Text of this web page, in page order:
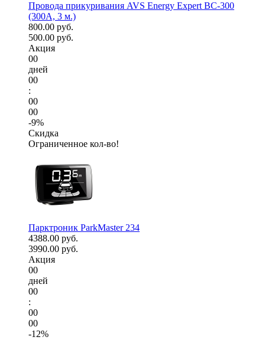
Провода прикуривания AVS Energy Expert BC-300
(300А, 3 м.)
800.00 руб.
500.00 руб.
Акция
00
дней
00
:
00
00
-9%
Скидка
Ограниченное кол-во!
Парктроник ParkMaster 234
4388.00 руб.
3990.00 руб.
Акция
00
дней
00
:
00
00
-12%